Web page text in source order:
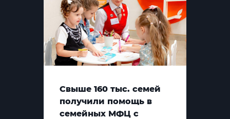
Свыше 160 тыс. семей
получили помощь в
семейных МФЦ с